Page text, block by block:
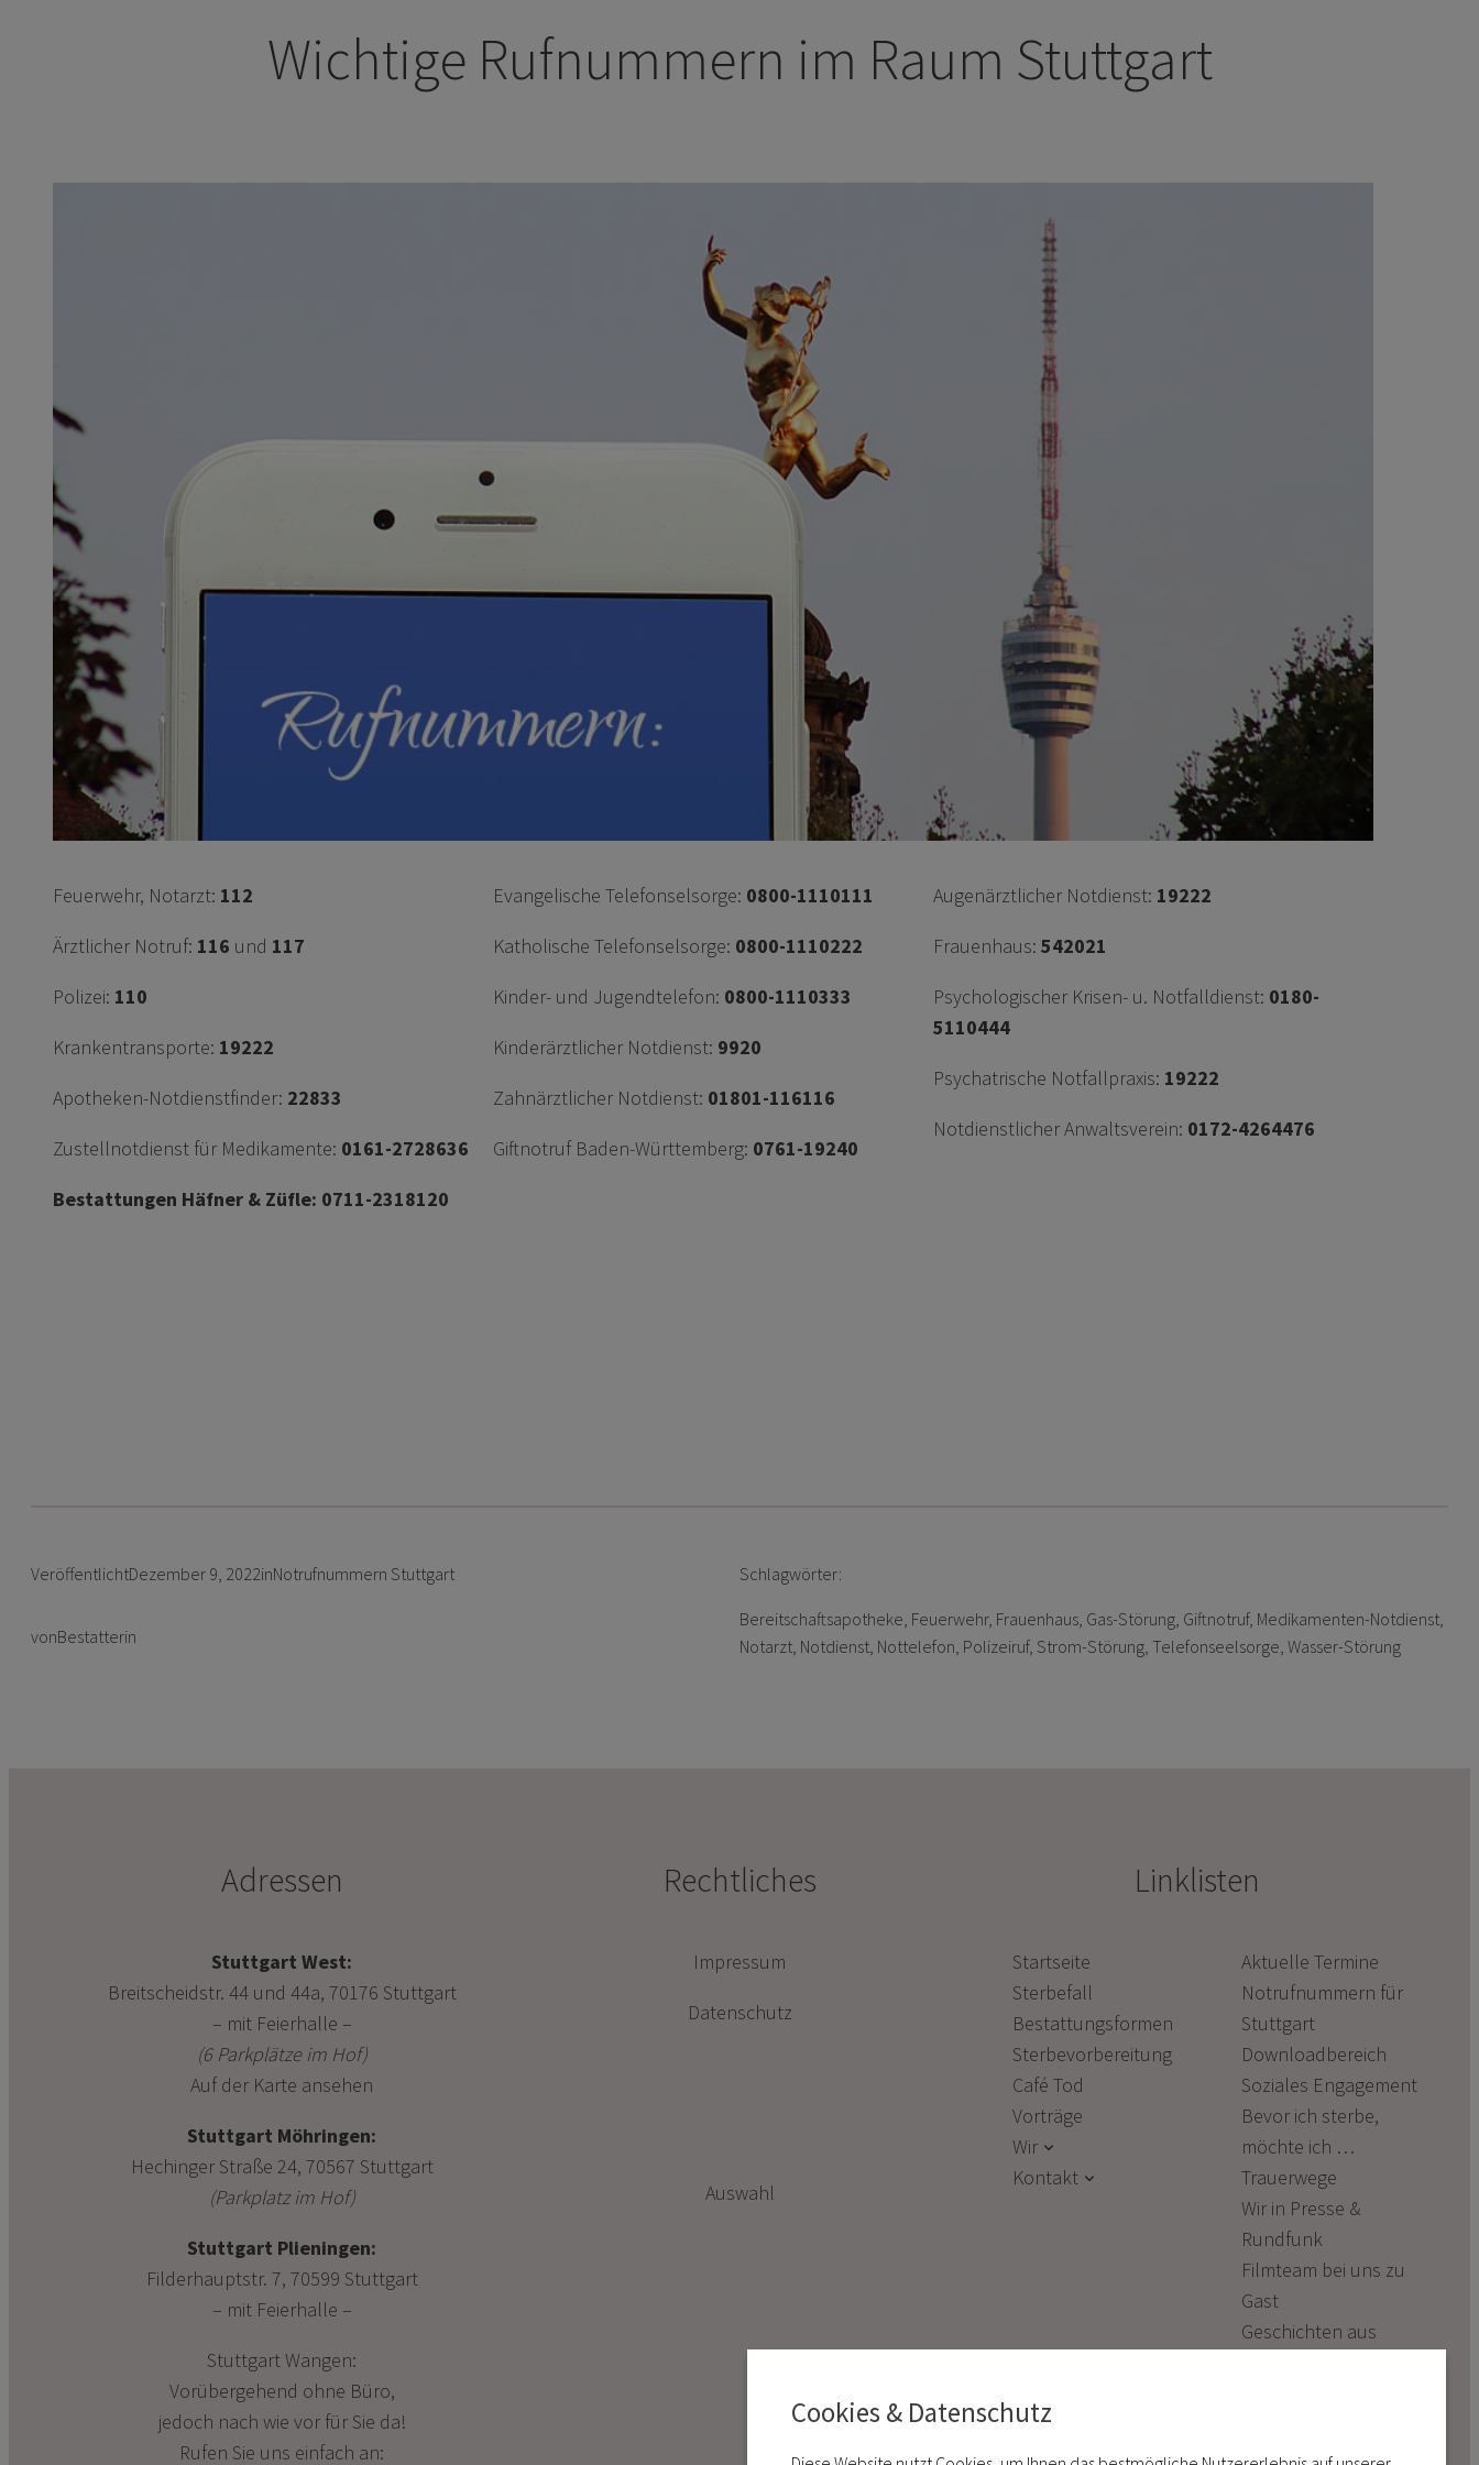
Wichtige Rufnummern im Raum Stuttgart
Feuerwehr, Notarzt: 112
Ärztlicher Notruf: 116 und 117
Polizei: 110
Krankentransporte: 19222
Apotheken-Notdienstfinder: 22833
Zustellnotdienst für Medikamente: 0161-2728636
Bestattungen Häfner & Züfle: 0711-2318120
Evangelische Telefonselsorge: 0800-1110111
Katholische Telefonselsorge: 0800-1110222
Kinder- und Jugendtelefon: 0800-1110333
Kinderärztlicher Notdienst: 9920
Zahnärztlicher Notdienst: 01801-116116
Giftnotruf Baden-Württemberg: 0761-19240
Augenärztlicher Notdienst: 19222
Frauenhaus: 542021
Psychologischer Krisen- u. Notfalldienst: 0180-
5110444
Psychatrische Notfallpraxis: 19222
Notdienstlicher Anwaltsverein: 0172-4264476
VeröffentlichtDezember 9, 2022inNotrufnummern Stuttgart
vonBestatterin
Schlagwörter:
Bereitschaftsapotheke Feuerwehr, Frauenhaus Gas-Störung Giftnotruf, Medikamenten-Notdienst
Notarzt Notdienst Nottelefon Polizeiruf, Strom-Störung Telefonseelsorge Wasser-Störung
Adressen
Stuttgart West:
Breitscheidstr. 44 und 44a, 70176 Stuttgart
– mit Feierhalle –
(6 Parkplätze im Hof)
Auf der Karte ansehen
Stuttgart Möhringen:
Hechinger Straße 24, 70567 Stuttgart
(Parkplatz im Hof)
Stuttgart Plieningen:
Filderhauptstr. 7, 70599 Stuttgart
– mit Feierhalle –
Stuttgart Wangen:
Vorübergehend ohne Büro,
jedoch nach wie vor für Sie da!
Rufen Sie uns einfach an:
Rechtliches
Impressum
Datenschutz
Auswahl
Linklisten
Startseite
Sterbefall
Bestattungsformen
Sterbevorbereitung
Café Tod
Vorträge
Wir
Kontakt
Aktuelle Termine
Notrufnummern für
Stuttgart
Downloadbereich
Soziales Engagement
Bevor ich sterbe,
möchte ich …
Trauerwege
Wir in Presse &
Rundfunk
Filmteam bei uns zu
Gast
Geschichten aus
Cookies & Datenschutz